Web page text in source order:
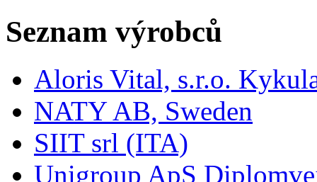
Seznam výrobců
Aloris Vital, s.r.o.
NATY AB, Sweden
SIIT srl (ITA)
Unigroup ApS